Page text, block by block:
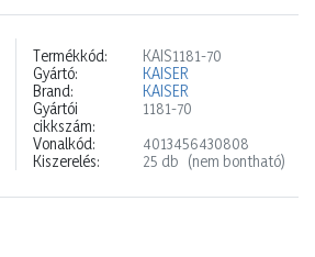
Termékkód:
KAIS1181-70
Gyártó:
KAISER
Brand:
KAISER
Gyártói
cikkszám:
1181-70
Vonalkód:
4013456430808
Kiszerelés:
25 db (nem bontható)